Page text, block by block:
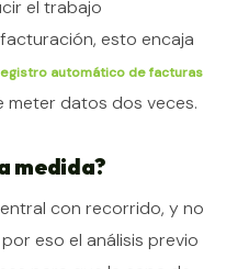
el trabajo
esto encaja
automático de facturas
meter datos dos veces.
medida?
con recorrido, y no
eso el análisis previo